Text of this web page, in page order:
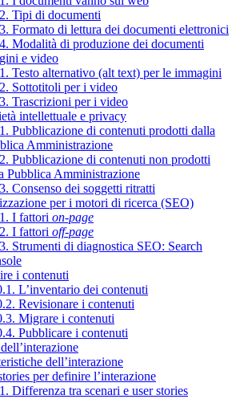
Tipi di documenti
Formato di lettura dei documenti elettronici
Modalità di produzione dei documenti
e video
Testo alternativo (alt text) per le immagini
Sottotitoli per i video
Trascrizioni per i video
intellettuale e privacy
Pubblicazione di contenuti prodotti dalla
Amministrazione
Pubblicazione di contenuti non prodotti
Pubblica Amministrazione
Consenso dei soggetti ritratti
per i motori di ricerca (SEO)
I fattori on-page
I fattori off-page
Strumenti di diagnostica SEO: Search
i contenuti
L’inventario dei contenuti
Revisionare i contenuti
Migrare i contenuti
Pubblicare i contenuti
dell’interazione
per definire l’interazione
Differenza tra scenari e user stories